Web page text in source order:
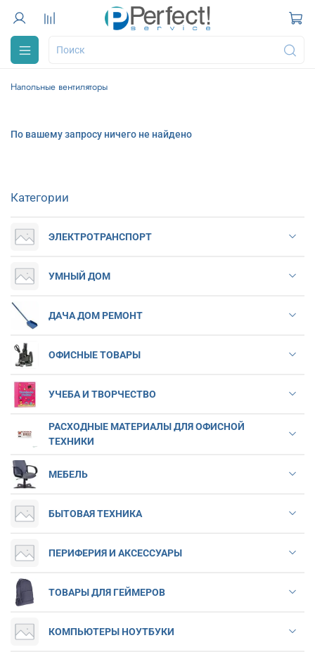
Напольные вентиляторы
По вашему запросу ничего не найдено
Категории
ЭЛЕКТРОТРАНСПОРТ
УМНЫЙ ДОМ
ДАЧА ДОМ РЕМОНТ
ОФИСНЫЕ ТОВАРЫ
УЧЕБА И ТВОРЧЕСТВО
РАСХОДНЫЕ МАТЕРИАЛЫ ДЛЯ ОФИСНОЙ
ТЕХНИКИ
МЕБЕЛЬ
БЫТОВАЯ ТЕХНИКА
ПЕРИФЕРИЯ И АКСЕССУАРЫ
ТОВАРЫ ДЛЯ ГЕЙМЕРОВ
КОМПЬЮТЕРЫ НОУТБУКИ